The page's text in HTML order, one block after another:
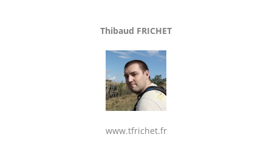
Thibaud FRICHET
www.tfrichet.fr